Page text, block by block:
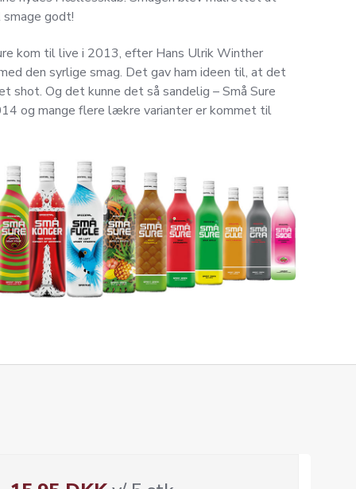
godt!
kom til live i 2013, efter Hans Ulrik Winther
den syrlige smag. Det gav ham ideen til, at det
shot. Og det kunne det så sandelig – Små Sure
og mange flere lækre varianter er kommet til